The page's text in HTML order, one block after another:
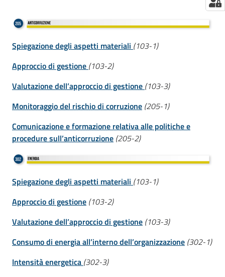
Spiegazione degli aspetti materiali (103-1)
Approccio di gestione (103-2)
Valutazione dell’approccio di gestione (103-3)
Monitoraggio del rischio di corruzione (205-1)
Comunicazione e formazione relativa alle politiche e
procedure sull’anticorruzione (205-2)
Spiegazione degli aspetti materiali (103-1)
Approccio di gestione (103-2)
Valutazione dell’approccio di gestione (103-3)
Consumo di energia all’interno dell’organizzazione (302-1)
Intensità energetica (302-3)